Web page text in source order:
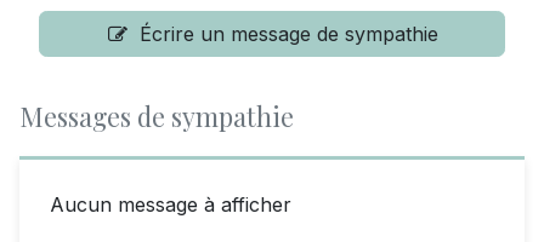
Écrire un message de sympathie
Messages de sympathie
Aucun message à afficher